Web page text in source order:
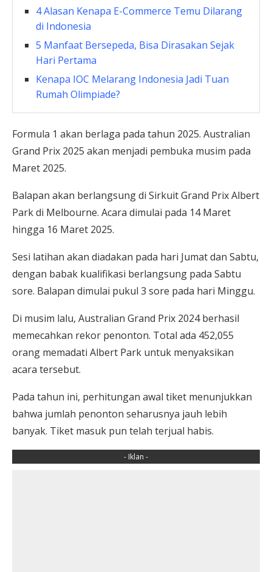
4 Alasan Kenapa E-Commerce Temu Dilarang
di Indonesia
5 Manfaat Bersepeda, Bisa Dirasakan Sejak
Hari Pertama
Kenapa IOC Melarang Indonesia Jadi Tuan
Rumah Olimpiade?
Formula 1 akan berlaga pada tahun 2025. Australian
Grand Prix 2025 akan menjadi pembuka musim pada
Maret 2025.
Balapan akan berlangsung di Sirkuit Grand Prix Albert
Park di Melbourne. Acara dimulai pada 14 Maret
hingga 16 Maret 2025.
Sesi latihan akan diadakan pada hari Jumat dan Sabtu,
dengan babak kualifikasi berlangsung pada Sabtu
sore. Balapan dimulai pukul 3 sore pada hari Minggu.
Di musim lalu, Australian Grand Prix 2024 berhasil
memecahkan rekor penonton. Total ada 452,055
orang memadati Albert Park untuk menyaksikan
acara tersebut.
Pada tahun ini, perhitungan awal tiket menunjukkan
bahwa jumlah penonton seharusnya jauh lebih
banyak. Tiket masuk pun telah terjual habis.
- Iklan -